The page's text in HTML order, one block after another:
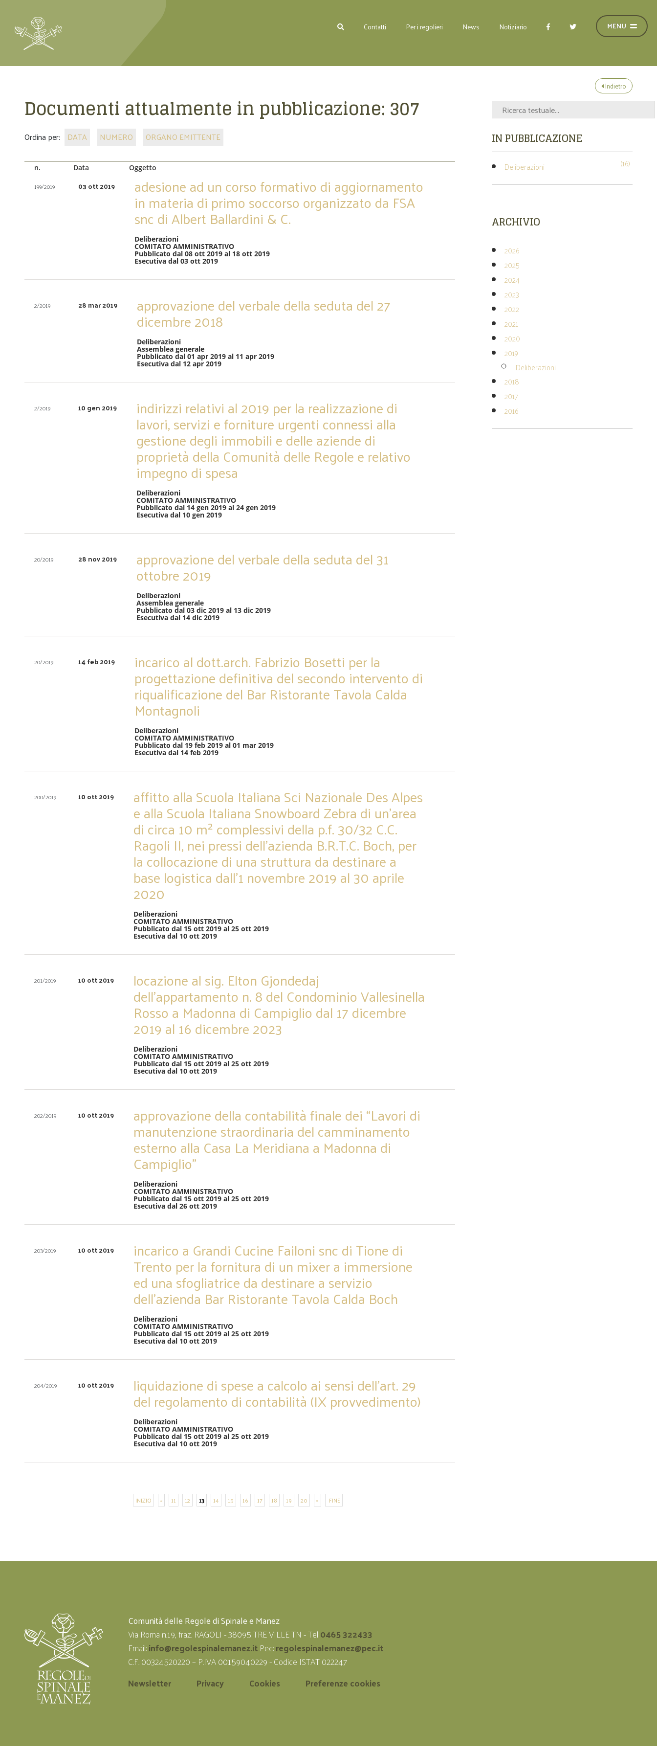
Contatti Per i regolieri News Notiziario
Indietro
Documenti attualmente in pubblicazione: 307
Ordina per: DATA NUMERO ORGANO EMITTENTE
n. Data Oggetto
199/2019 03 ott 2019 adesione ad un corso formativo di aggiornamento
in materia di primo soccorso organizzato da FSA
snc di Albert Ballardini & C.
Deliberazioni
COMITATO AMMINISTRATIVO
Pubblicato dal 08 ott 2019 al 18 ott 2019
Esecutiva dal 03 ott 2019
2/2019 28 mar 2019 approvazione del verbale della seduta del 27
dicembre 2018
Deliberazioni
Assemblea generale
Pubblicato dal 01 apr 2019 al 11 apr 2019
Esecutiva dal 12 apr 2019
2/2019 10 gen 2019 indirizzi relativi al 2019 per la realizzazione di
lavori, servizi e forniture urgenti connessi alla
gestione degli immobili e delle aziende di
proprietà della Comunità delle Regole e relativo
impegno di spesa
Deliberazioni
COMITATO AMMINISTRATIVO
Pubblicato dal 14 gen 2019 al 24 gen 2019
Esecutiva dal 10 gen 2019
20/2019 28 nov 2019 approvazione del verbale della seduta del 31
ottobre 2019
Deliberazioni
Assemblea generale
Pubblicato dal 03 dic 2019 al 13 dic 2019
Esecutiva dal 14 dic 2019
20/2019 14 feb 2019 incarico al dott.arch. Fabrizio Bosetti per la
progettazione definitiva del secondo intervento di
riqualificazione del Bar Ristorante Tavola Calda
Montagnoli
Deliberazioni
COMITATO AMMINISTRATIVO
Pubblicato dal 19 feb 2019 al 01 mar 2019
Esecutiva dal 14 feb 2019
200/2019 10 ott 2019 affitto alla Scuola Italiana Sci Nazionale Des Alpes
e alla Scuola Italiana Snowboard Zebra di un’area
di circa 10 m² complessivi della p.f. 30/32 C.C.
Ragoli II, nei pressi dell’azienda B.R.T.C. Boch, per
la collocazione di una struttura da destinare a
base logistica dall’1 novembre 2019 al 30 aprile
2020
Deliberazioni
COMITATO AMMINISTRATIVO
Pubblicato dal 15 ott 2019 al 25 ott 2019
Esecutiva dal 10 ott 2019
201/2019 10 ott 2019 locazione al sig. Elton Gjondedaj
dell’appartamento n. 8 del Condominio Vallesinella
Rosso a Madonna di Campiglio dal 17 dicembre
2019 al 16 dicembre 2023
Deliberazioni
COMITATO AMMINISTRATIVO
Pubblicato dal 15 ott 2019 al 25 ott 2019
Esecutiva dal 10 ott 2019
202/2019 10 ott 2019 approvazione della contabilità finale dei “Lavori di
manutenzione straordinaria del camminamento
esterno alla Casa La Meridiana a Madonna di
Campiglio”
Deliberazioni
COMITATO AMMINISTRATIVO
Pubblicato dal 15 ott 2019 al 25 ott 2019
Esecutiva dal 26 ott 2019
203/2019 10 ott 2019 incarico a Grandi Cucine Failoni snc di Tione di
Trento per la fornitura di un mixer a immersione
ed una sfogliatrice da destinare a servizio
dell’azienda Bar Ristorante Tavola Calda Boch
Deliberazioni
COMITATO AMMINISTRATIVO
Pubblicato dal 15 ott 2019 al 25 ott 2019
Esecutiva dal 10 ott 2019
204/2019 10 ott 2019 liquidazione di spese a calcolo ai sensi dell’art. 29
del regolamento di contabilità (IX provvedimento)
Deliberazioni
COMITATO AMMINISTRATIVO
Pubblicato dal 15 ott 2019 al 25 ott 2019
Esecutiva dal 10 ott 2019
INIZIO « 11 12 13 14 15 16 17 18 19 20 » FINE
IN PUBBLICAZIONE
Deliberazioni (16)
ARCHIVIO
2026
2025
2024
2023
2022
2021
2020
2019
Deliberazioni
2018
2017
2016
Comunità delle Regole di Spinale e Manez
Via Roma n.19, fraz. RAGOLI - 38095 TRE VILLE TN - Tel0465 322433
Email:info@regolespinalemanez.itPec:regolespinalemanez@pec.it
C.F. 00324520220 – P.IVA 00159040229 - Codice ISTAT 022247
Newsletter
Privacy Cookies Preferenze cookies